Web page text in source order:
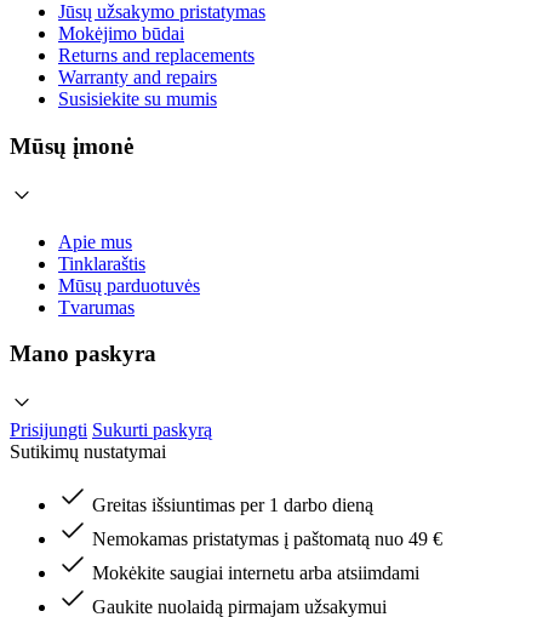
Jūsų užsakymo pristatymas
Mokėjimo būdai
Returns and replacements
Warranty and repairs
Susisiekite su mumis
Mūsų įmonė
Apie mus
Tinklaraštis
Mūsų parduotuvės
Tvarumas
Mano paskyra
Prisijungti Sukurti paskyrą
Sutikimų nustatymai
Greitas išsiuntimas per 1 darbo dieną
Nemokamas pristatymas į paštomatą nuo 49 €
Mokėkite saugiai internetu arba atsiimdami
Gaukite nuolaidą pirmajam užsakymui